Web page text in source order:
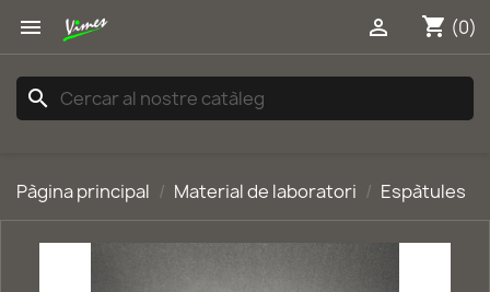
 shopping_cart (0)

search
Pàgina principal Material de laboratori Espàtules